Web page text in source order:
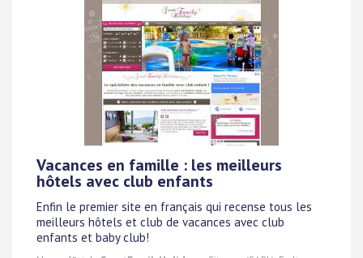
Vacances en famille : les meilleurs
hôtels avec club enfants
Enfin le premier site en français qui recense tous les
meilleurs hôtels et club de vacances avec club
enfants et baby club!